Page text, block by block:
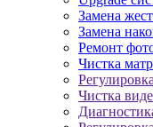
Замена
Замена
Ремонт
Чистка
Регулировка
Чистка